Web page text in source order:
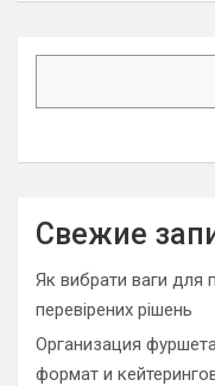
Свежие
Як вибрати ваги для
перевірених рішень
Организация
формат и